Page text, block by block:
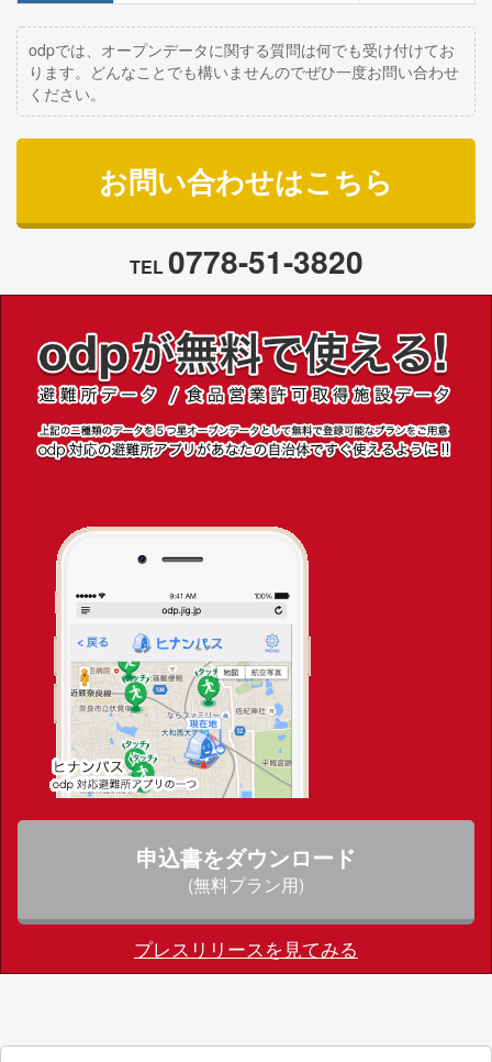
odpでは、オープンデータに関する質問は何でも受け付けてお
ります。どんなことでも構いませんのでぜひ一度お問い合わせ
ください。
お問い合わせはこちら
TEL0778-51-3820
申込書をダウンロード
(無料プラン用)
プレスリリースを見てみる